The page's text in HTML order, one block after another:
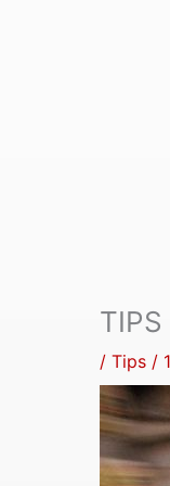
TIPS
/ Tips /